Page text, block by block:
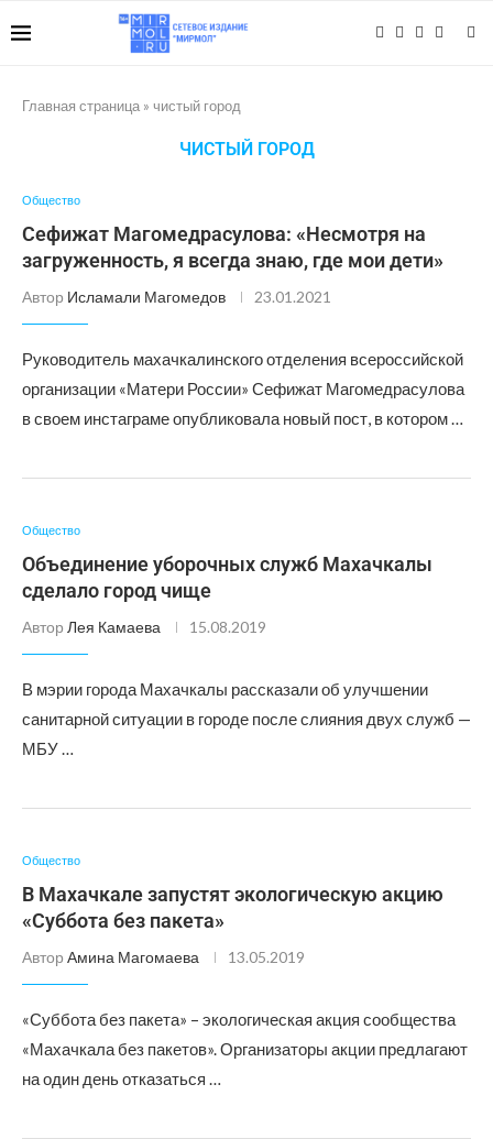
Главная страница » чистый город
ЧИСТЫЙ ГОРОД
Общество
Сефижат Магомедрасулова: «Несмотря на
загруженность, я всегда знаю, где мои дети»
Автор Исламали Магомедов 23.01.2021
Руководитель махачкалинского отделения всероссийской
организации «Матери России» Сефижат Магомедрасулова
в своем инстаграме опубликовала новый пост, в котором …
Общество
Объединение уборочных служб Махачкалы
сделало город чище
Автор Лея Камаева 15.08.2019
В мэрии города Махачкалы рассказали об улучшении
санитарной ситуации в городе после слияния двух служб —
МБУ …
Общество
В Махачкале запустят экологическую акцию
«Суббота без пакета»
Автор Амина Магомаева 13.05.2019
«Суббота без пакета» – экологическая акция сообщества
«Махачкала без пакетов». Организаторы акции предлагают
на один день отказаться …